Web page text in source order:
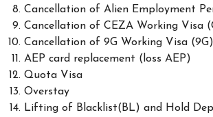
Cancellation of Alien Employment
Cancellation of CEZA Working Visa
Cancellation of 9G Working Visa (9G)
AEP card replacement (loss AEP)
Quota Visa
Overstay
Lifting of Blacklist(BL) and Hold